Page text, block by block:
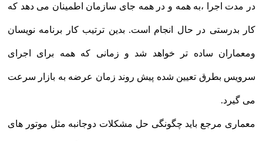
در مدت اجرا ،به همه و در همه جای سازمان اطمینان می دهد که
کار بدرستی در حال انجام است. بدین ترتیب کار برنامه نویسان
ومعماران ساده تر خواهد شد و زمانی که همه برای اجرای
سرویس بطرق تعیین شده پیش روند زمان عرضه به بازار سرعت
می گیرد.
معماری مرجع باید چگونگی حل مشکلات دوجانبه مثل موتور های